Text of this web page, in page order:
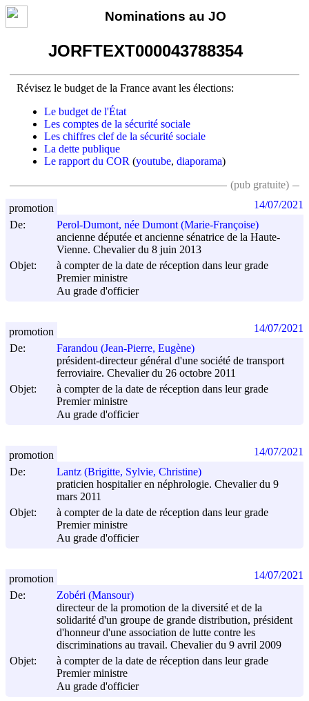
Nominations au JO
JORFTEXT000043788354
Révisez le budget de la France avant les élections:
Le budget de l'État
Les comptes de la sécurité sociale
Les chiffres clef de la sécurité sociale
La dette publique
Le rapport du COR (youtube, diaporama)
(pub gratuite)
De:
Perol-Dumont, née Dumont (Marie-Françoise)
ancienne députée et ancienne sénatrice de la Haute-
Vienne. Chevalier du 8 juin 2013
Objet:
à compter de la date de réception dans leur grade
Premier ministre
Au grade d'officier
promotion 14/07/2021
De:
Farandou (Jean-Pierre, Eugène)
président-directeur général d'une société de transport
ferroviaire. Chevalier du 26 octobre 2011
Objet:
à compter de la date de réception dans leur grade
Premier ministre
Au grade d'officier
promotion 14/07/2021
De:
Lantz (Brigitte, Sylvie, Christine)
praticien hospitalier en néphrologie. Chevalier du 9
mars 2011
Objet:
à compter de la date de réception dans leur grade
Premier ministre
Au grade d'officier
promotion 14/07/2021
De:
Zobéri (Mansour)
directeur de la promotion de la diversité et de la
solidarité d'un groupe de grande distribution, président
d'honneur d'une association de lutte contre les
discriminations au travail. Chevalier du 9 avril 2009
Objet:
à compter de la date de réception dans leur grade
Premier ministre
Au grade d'officier
promotion 14/07/2021